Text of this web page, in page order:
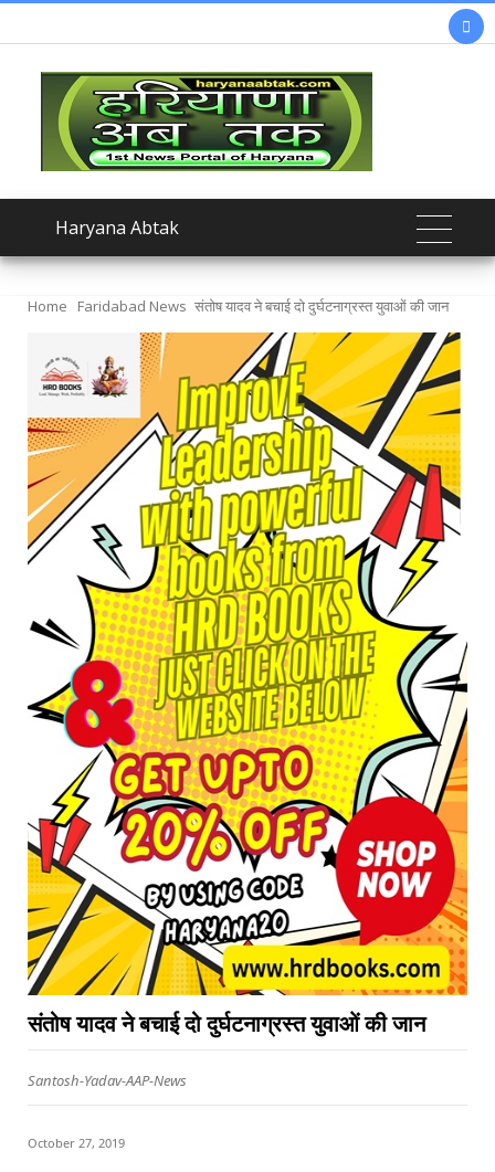

Haryana Abtak
Home Faridabad News संतोष यादव ने बचाई दो दुर्घटनाग्रस्त युवाओं की जान
संतोष यादव ने बचाई दो दुर्घटनाग्रस्त युवाओं की जान
Santosh-Yadav-AAP-News
October 27, 2019